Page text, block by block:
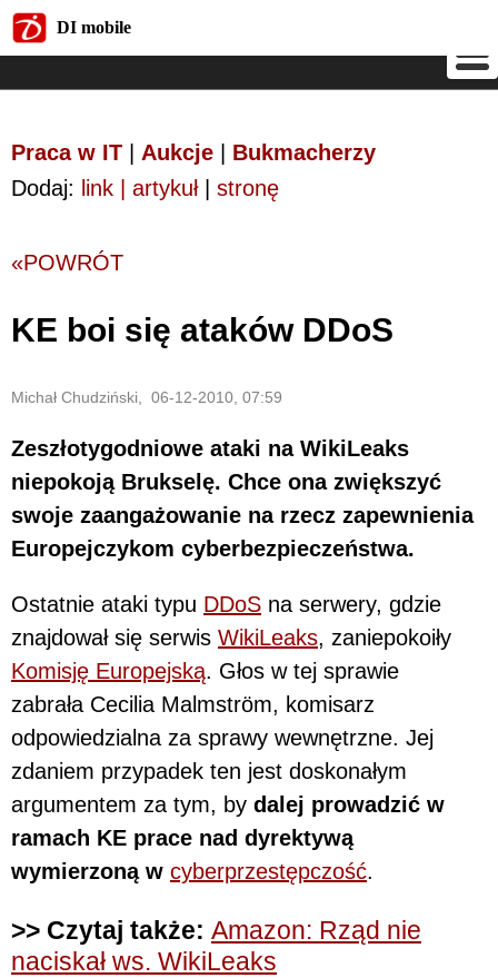
DI mobile
Praca w IT Aukcje
Bukmacherzy
Dodaj: link | artykuł| stronę
«POWRÓT
KE boi się ataków DDoS
Michał Chudziński, 06-12-2010, 07:59
Zeszłotygodniowe ataki na WikiLeaks
niepokoją Brukselę. Chce ona zwiększyć
swoje zaangażowanie na rzecz zapewnienia
Europejczykom cyberbezpieczeństwa.
Ostatnie ataki typu DDoS na serwery, gdzie
znajdował się serwis WikiLeaks, zaniepokoiły
Komisję Europejską. Głos w tej sprawie
zabrała Cecilia Malmström, komisarz
odpowiedzialna za sprawy wewnętrzne. Jej
zdaniem przypadek ten jest doskonałym
argumentem za tym, by dalej prowadzić w
ramach KE prace nad dyrektywą
wymierzoną w cyberprzestępczość.
>> Czytaj także: Amazon: Rząd nie
naciskał ws. WikiLeaks
DI mobile